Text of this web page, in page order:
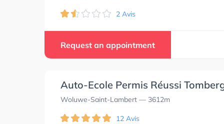
2 Avis
Request an appointment
Auto-Ecole Permis Réussi
Woluwe-Saint-Lambert — 3612m
12 Avis